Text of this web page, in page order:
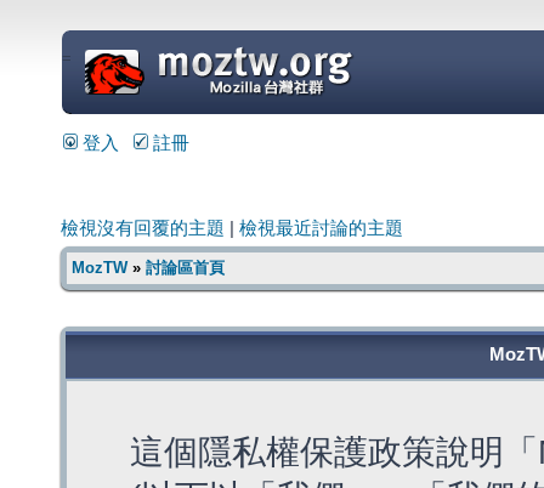
=
登入 註冊
檢視沒有回覆的主題 檢視最近討論的主題
MozTW» 討論區首頁
這個隱私權保護政策說明